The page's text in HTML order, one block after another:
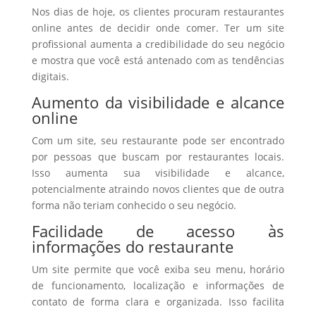
Nos dias de hoje, os clientes procuram restaurantes
online antes de decidir onde comer. Ter um site
profissional aumenta a credibilidade do seu negócio
e mostra que você está antenado com as tendências
digitais.
Aumento da visibilidade e alcance
online
Com um site, seu restaurante pode ser encontrado
por pessoas que buscam por restaurantes locais.
Isso aumenta sua visibilidade e alcance,
potencialmente atraindo novos clientes que de outra
forma não teriam conhecido o seu negócio.
Facilidade de acesso às
informações do restaurante
Um site permite que você exiba seu menu, horário
de funcionamento, localização e informações de
contato de forma clara e organizada. Isso facilita